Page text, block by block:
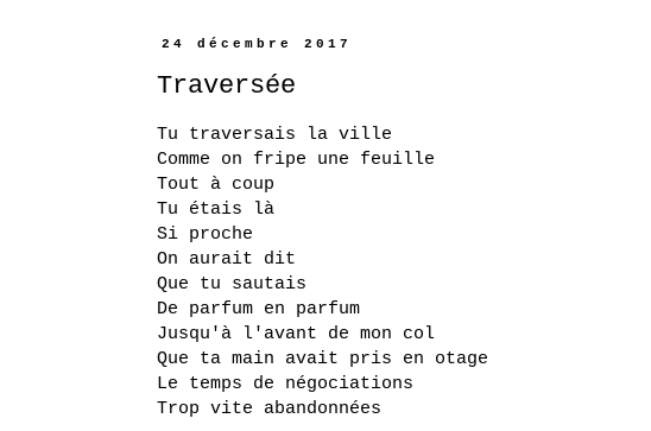
24 décembre 2017
Traversée
Tu traversais la ville
Comme on fripe une feuille
Tout à coup
Tu étais là
Si proche
On aurait dit
Que tu sautais
De parfum en parfum
Jusqu'à l'avant de mon col
Que ta main avait pris en otage
Le temps de négociations
Trop vite abandonnées